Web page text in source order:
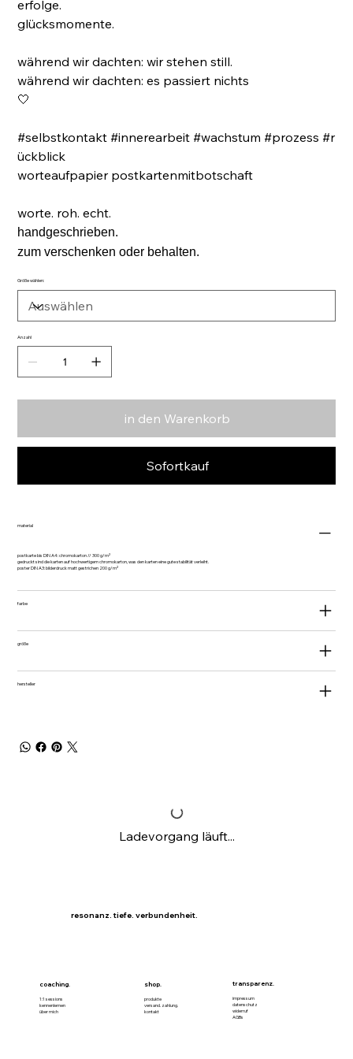
erfolge.
glücksmomente.
während wir dachten: wir stehen still.
während wir dachten: es passiert nichts
🤍
#selbstkontakt #innerearbeit #wachstum #prozess #r
ückblick
worteaufpapier postkartenmitbotschaft
worte. roh. echt.
handgeschrieben.
zum verschenken oder behalten.
Größe wählen:
Anzahl
in den Warenkorb
Sofortkauf
material
postkarte bis DIN A4: chromokarton // 300 g/m²
gedruckt sind die karten auf hochwertigem chromokarton, was den karten eine gute stabilität verleiht.
poster DIN A3: bilderdruck matt gestrichen 200 g/m²
farbe
größe
hersteller
Ladevorgang läuft...
resonanz. tiefe. verbundenheit.
coaching.
1:1 sessions
kennenlernen
über mich
shop.
produkte
versand. zahlung.
kontakt
transparenz.
impressum
datenschutz
widerruf
AGBs